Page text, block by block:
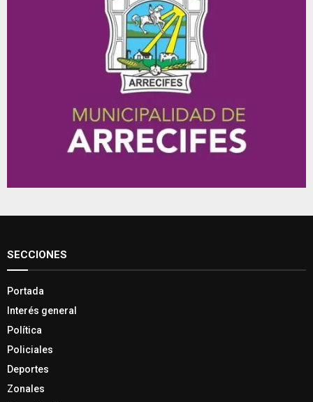
SECCIONES
Portada
Interés general
Política
Policiales
Deportes
Zonales